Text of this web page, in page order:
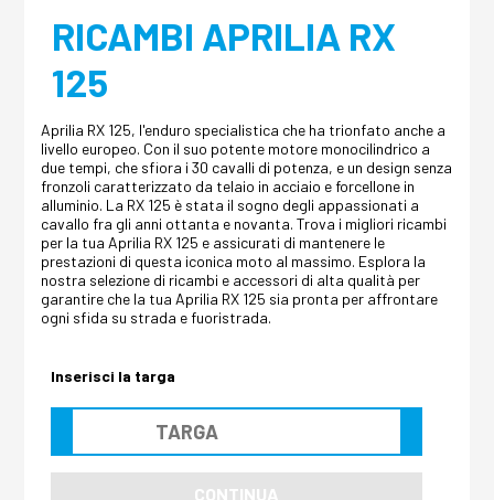
RICAMBI APRILIA RX
125
Aprilia RX 125, l'enduro specialistica che ha trionfato anche a
livello europeo. Con il suo potente motore monocilindrico a
due tempi, che sfiora i 30 cavalli di potenza, e un design senza
fronzoli caratterizzato da telaio in acciaio e forcellone in
alluminio. La RX 125 è stata il sogno degli appassionati a
cavallo fra gli anni ottanta e novanta. Trova i migliori ricambi
per la tua Aprilia RX 125 e assicurati di mantenere le
prestazioni di questa iconica moto al massimo. Esplora la
nostra selezione di ricambi e accessori di alta qualità per
garantire che la tua Aprilia RX 125 sia pronta per affrontare
ogni sfida su strada e fuoristrada.
Inserisci la targa
CONTINUA